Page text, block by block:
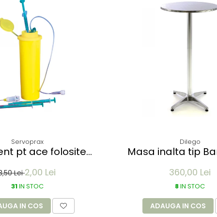
Servoprax
pt ace folosite
Lei2,00 Lei
31IN STOC
IN COS
Dilego
Masa inalta tip
optic crom
360,00 Lei
8IN STOC
ADAUGA IN COS